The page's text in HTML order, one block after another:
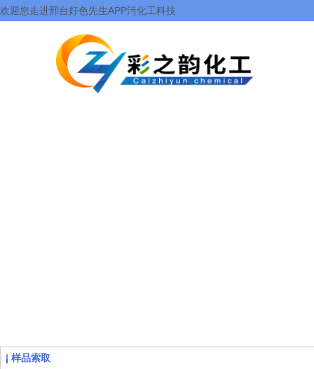
欢迎您走进邢台好色先生APP污化工科技
有限公司
样品索取